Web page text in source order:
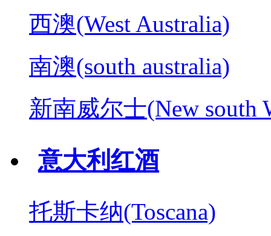
西澳(West Australia)
南澳(south australia)
新南威尔士(New south
意大利红酒
托斯卡纳(Toscana)